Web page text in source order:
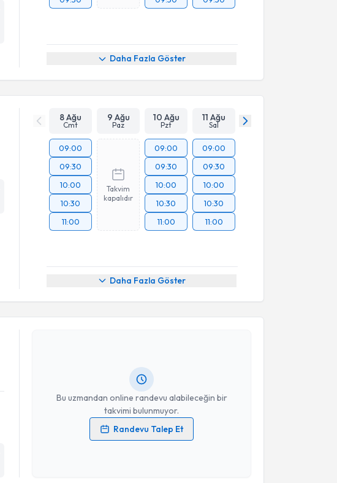
Daha Fazla Göster
8 Ağu
Cmt
9 Ağu
Paz
10 Ağu
Pzt
11 Ağu
Sal
09:00
09:30
10:00
10:30
11:00
Takvim
kapalıdır
09:00
09:30
10:00
10:30
11:00
09:00
09:30
10:00
10:30
11:00
Daha Fazla Göster
Bu uzmandan online randevu alabileceğin bir
takvimi bulunmuyor.
Randevu Talep Et
Randevu Takvimi Talebi
Doç. Dr. Mustafa Adem Tatlısu
Kişisel verilerimin işlenmesine ilişkinAydınlatma Metni